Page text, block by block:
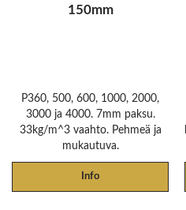
150mm
P360, 500, 600, 1000, 2000,
3000 ja 4000. 7mm paksu.
33kg/m^3 vaahto. Pehmeä ja
mukautuva.
Info